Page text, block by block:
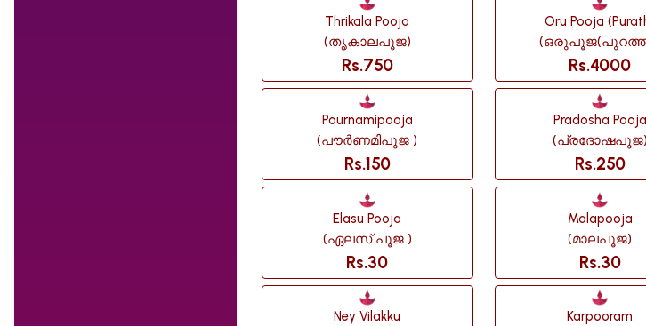
Thrikala Pooja
(തൃകാലപൂജ)
Rs.750
Oru Pooja
(ഒരുപൂജ(പുറത്ത്
Rs.4000
Pournamipooja
(പൗർണമിപൂജ )
Rs.150
Pradosha Pooja
(പ്രദോഷപൂജ)
Rs.250
Elasu Pooja
(ഏലസ് പൂജ )
Rs.30
Malapooja
(മാലപൂജ)
Rs.30
Ney Vilakku
Karpooram